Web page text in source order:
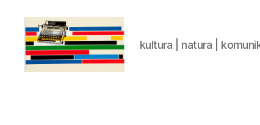
kultura | natura |